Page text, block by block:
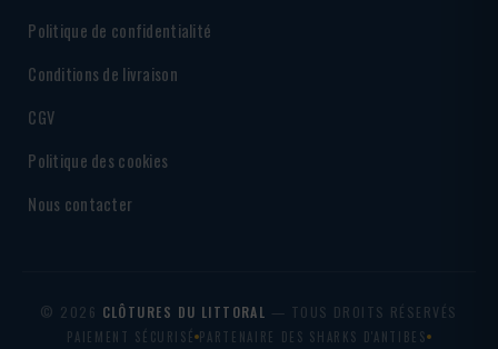
Politique de confidentialité
Conditions de livraison
CGV
Politique des cookies
Nous contacter
© 2026 CLÔTURES DU LITTORAL — TOUS DROITS RÉSERVÉS
PAIEMENT SÉCURISÉ PARTENAIRE DES SHARKS D'ANTIBES